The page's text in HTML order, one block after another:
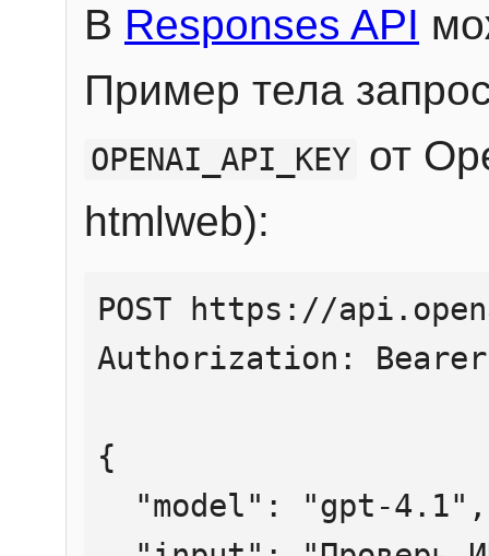
В Responses API
Пример тела
OPENAI_API_KEY от
htmlweb):
POST https://
Authorization:
{